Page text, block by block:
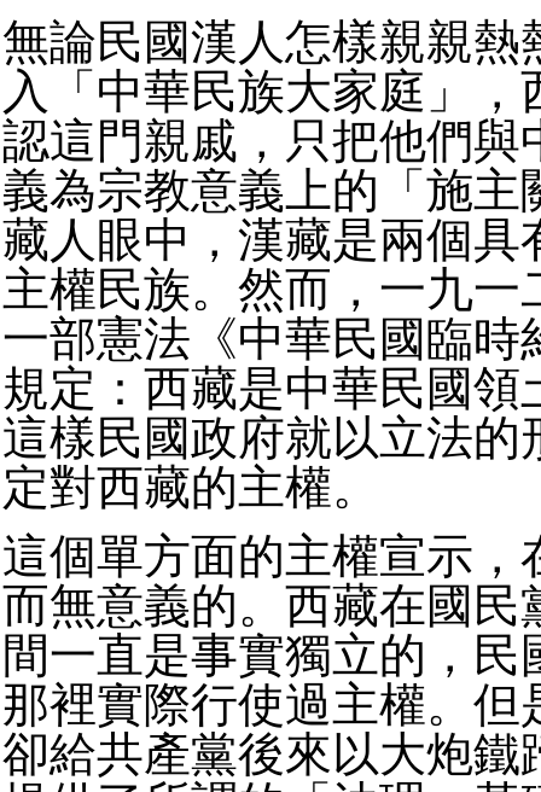
無論民國漢人怎樣親親熱
入「中華民族大家庭」，
認這門親戚，只把他們與
義為宗教意義上的「施主
藏人眼中，漢藏是兩個具
主權民族。然而，一九一
一部憲法《中華民國臨時
規定：西藏是中華民國領
這樣民國政府就以立法的
定對西藏的主權。
這個單方面的主權宣示，
而無意義的。西藏在國民
間一直是事實獨立的，民
那裡實際行使過主權。但
卻給共產黨後來以大炮鐵